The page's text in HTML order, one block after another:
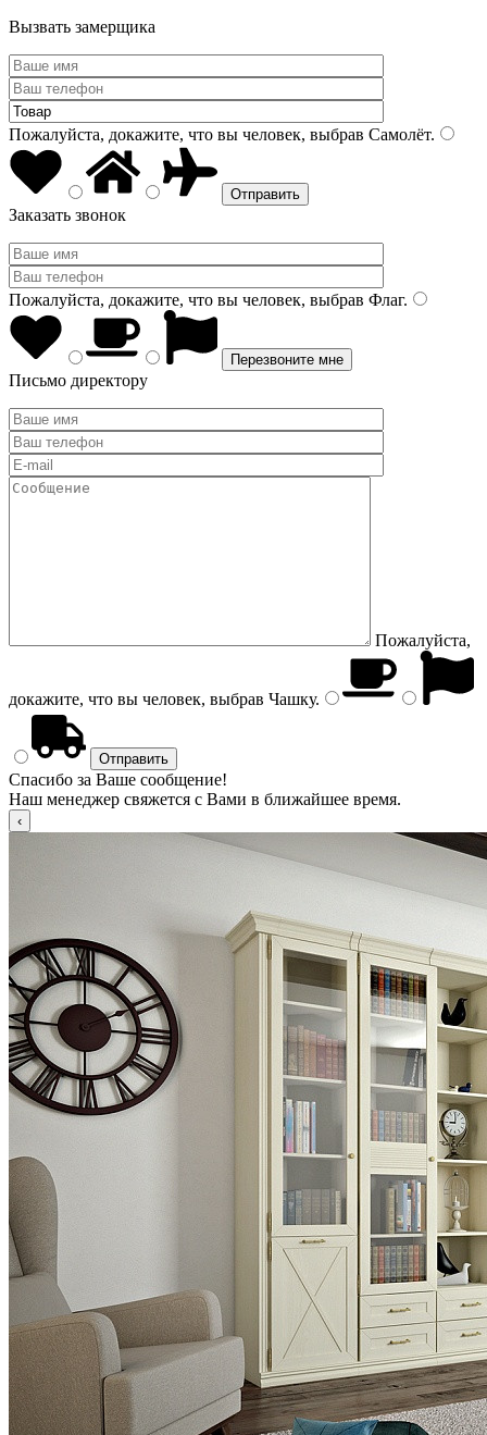
Вызвать замерщика
Пожалуйста, докажите, что вы человек, выбрав Самолёт.
Заказать звонок
Пожалуйста, докажите, что вы человек, выбрав Флаг.
Письмо директору
Пожалуйста,
докажите, что вы человек, выбрав Чашку.
Спасибо за Ваше сообщение!
Наш менеджер свяжется с Вами в ближайшее время.